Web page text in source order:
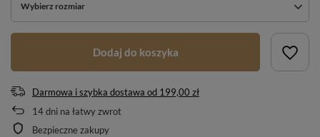
Wybierz rozmiar
Dodaj do koszyka
Darmowa i szybka dostawa od 199,00 zł
14dni na łatwy zwrot
Bezpieczne zakupy